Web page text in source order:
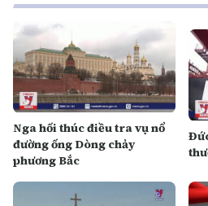
Nga hối thúc điều tra vụ nổ
đường ống Dòng chảy
phương Bắc